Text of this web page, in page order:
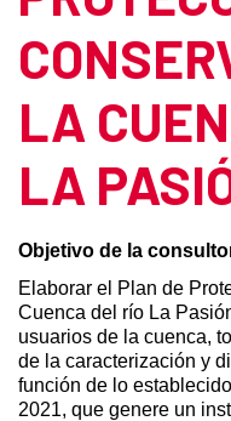
LA
LA
Objetivo de la
Elaborar el Plan de
Cuenca del río La
usuarios de la cuenca,
de la caracterización y
función de lo
2021, que genere un